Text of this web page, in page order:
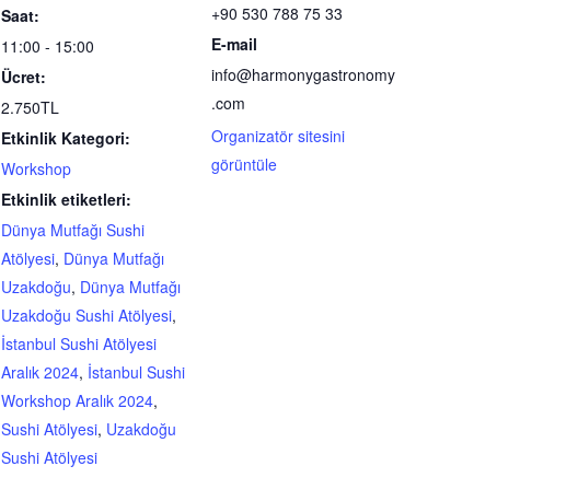
Saat:
11:00 - 15:00
Ücret:
2.750TL
Etkinlik Kategori:
Workshop
Etkinlik etiketleri:
Dünya Mutfağı Sushi
Atölyesi, Dünya Mutfağı
Uzakdoğu, Dünya Mutfağı
Uzakdoğu Sushi Atölyesi,
İstanbul Sushi Atölyesi
Aralık 2024, İstanbul Sushi
Workshop Aralık 2024,
Sushi Atölyesi, Uzakdoğu
Sushi Atölyesi
+90 530 788 75 33
E-mail
info@harmonygastronomy
.com
Organizatör sitesini
görüntüle